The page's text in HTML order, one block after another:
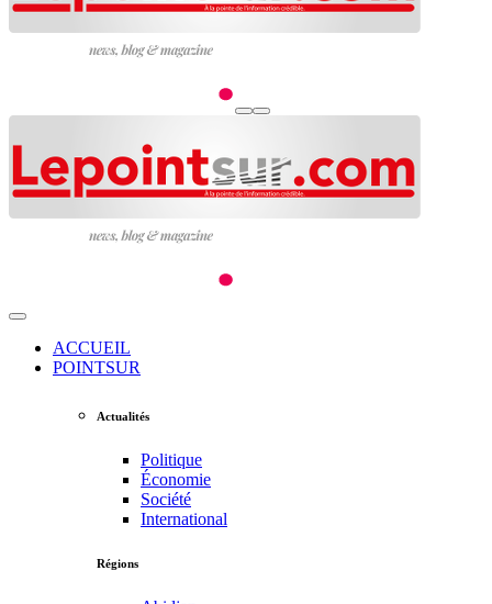
ACCUEIL
POINTSUR
Actualités
Politique
Économie
Société
International
Régions